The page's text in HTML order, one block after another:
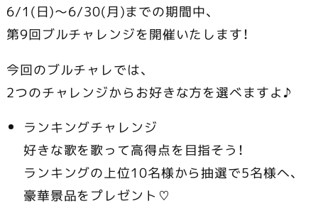
6/1(日)～6/30(月)までの期間中、
第9回ブルチャレンジを開催いたします！
今回のブルチャレでは、
2つのチャレンジからお好きな方を選べますよ♪
ランキングチャレンジ
好きな歌を歌って高得点を目指そう！
ランキングの上位10名様から抽選で5名様へ、
豪華景品をプレゼント♡